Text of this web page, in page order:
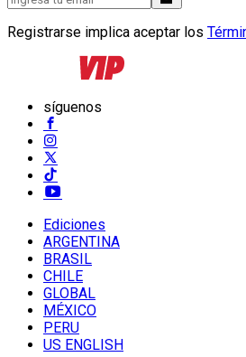
Registrarse implica aceptar los
síguenos
Ediciones
ARGENTINA
BRASIL
CHILE
GLOBAL
MÉXICO
PERU
US ENGLISH